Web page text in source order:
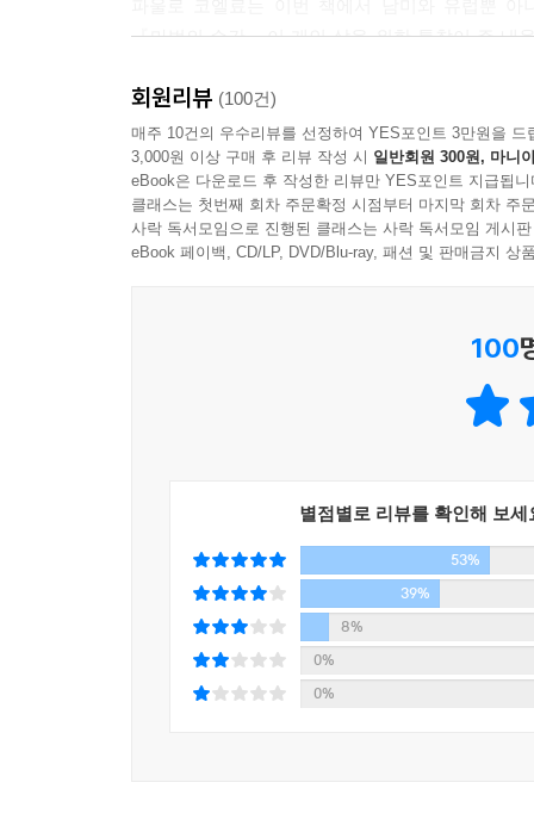
면 재빨리울음을 그친다. 네가 해야 할 일이 바로
--- 본문 중에서
『마법의 순간』이 개인 삶을 위한 통찰이 주 내
사람은 나이가 들면서 어린 시절의 현인들을 잊은
통해 진정으로 의미 있는 삶의 가치를 되새기고
- 황중환
옮긴이의 말
제목에 나오는 ‘마크툽 Makt?b’은 ‘그렇게 기록
하느님은 선하고 자비로운 분이며, 자신의 형상
찾는 것, ‘자아의 신화’를 찾는 것과 일맥상통하는
사람들을 통해 천사의 목소리를 분별할 것입니다.
회원리뷰 (100건)
매주 10건의 우수리뷰를 선정하여 YES포인트 3만원을 드
3,000원 이상 구매 후 리뷰 작성 시 일반회원 300원, 마니
eBook은 다운로드 후 작성한 리뷰만 YES포인트 지급됩니
클래스는 첫번째 회차 주문확정 시점부터 마지막 회차 주
사락 독서모임으로 진행된 클래스는 사락 독서모임 게시
eBook 페이백, CD/LP, DVD/Blu-ray, 패션 및 판매금지 상
100
별점별로 리뷰를 확인해 보세
53%
39%
8%
0%
0%